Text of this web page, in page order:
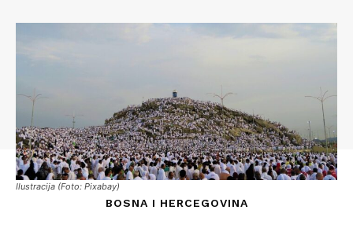
Ilustracija (Foto: Pixabay)
BOSNA I HERCEGOVINA